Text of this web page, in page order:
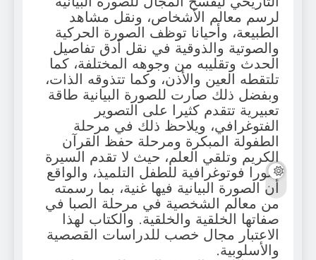
لرسم معالم الأشخاص، ونقل مشاهد
الطبيعة، وأحيانا توظف الصورة الحركية
والصوتية والذوقية في نقل أدق تفاصيل
الحدث وتقليبه من وجوهه المختلفة، كما
تلتقطه العين والأذن، وكما تتذوقه الذات،
وبفضل ذلك صارت للصورة البيانية طاقة
تعبيرية تتقدم كثيرا على التصوير
الفتوغرافي، ويلاحظ ذلك في مرحلة
الطفولة المبكرة ومرحلة حفظ القرآن
الكريم وتلقي العلم، حيث لا تقدم السيرة
صورا فوتوغرافية للطفل التلميذ، والواقع
أن الصورة البيانية فيها غنية، بما رسمته
من معالم الشخصية في مرحلة الصبا في
صفاتها الخلقية والخلقية. والكتاب لهذا
الاعتبار مجال خصب للدراسات القصصية
والأسلوبية.